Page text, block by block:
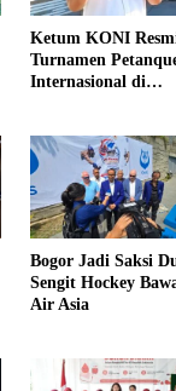
Ketum KONI
Turnamen
Internasional di
Bogor Jadi Saksi
Sengit Hockey
Air Asia